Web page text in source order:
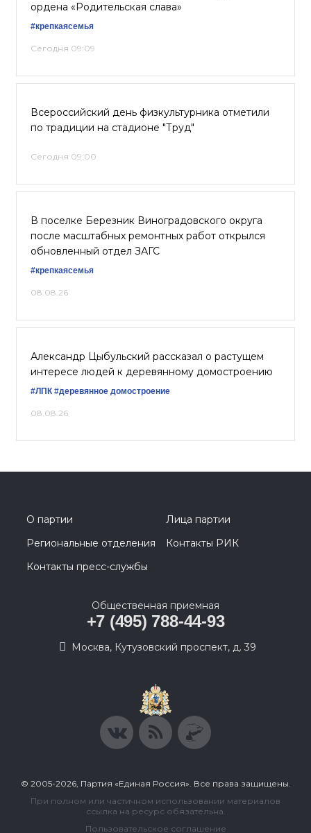
ордена «Родительская слава»
#крепкаясемья
Сегодня 09:09
Всероссийский день физкультурника отметили
по традиции на стадионе "Труд"
Сегодня 09:00
В поселке Березник Виноградовского округа
после масштабных ремонтных работ открылся
обновленный отдел ЗАГС
#крепкаясемья
08.08.26
Александр Цыбульский рассказал о растущем
интересе людей к деревянному домостроению
#ЛПК #деревянное домостроение
08.08.26
О партии
Лица партии
Региональные отделения
Контакты РИК
Контакты пресс-службы
Общественная приемная
+7 (495) 788-44-93
Москва, Кутузовский проспект, д. 39
© 2005-2026, Партия «Единая Россия». Все права защищены.
При полном или частичном использовании материалов
ссылка на ресурс обязательна.
Пользовательское соглашение